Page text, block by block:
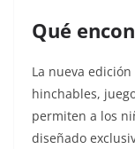
Qué
La nueva
hinchables,
permiten a los
diseñado